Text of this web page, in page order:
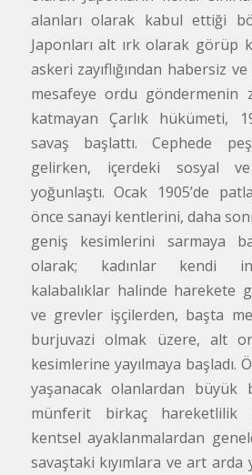
alanları olarak kabul ettiği
Japonları alt ırk olarak görüp
askeri zayıflığından habersiz
mesafeye ordu göndermenin
katmayan Çarlık hükümeti,
savaş başlattı. Cephede
gelirken, içerdeki sosyal
yoğunlaştı. Ocak 1905’de
önce sanayi kentlerini, daha
geniş kesimlerini sarmaya
olarak; kadınlar kendi
kalabalıklar halinde harekete
ve grevler işçilerden, başta
burjuvazi olmak üzere, alt
kesimlerine yayılmaya başladı.
yaşanacak olanlardan büyük
münferit birkaç hareketlilik
kentsel ayaklanmalardan
savaştaki kıyımlara ve art